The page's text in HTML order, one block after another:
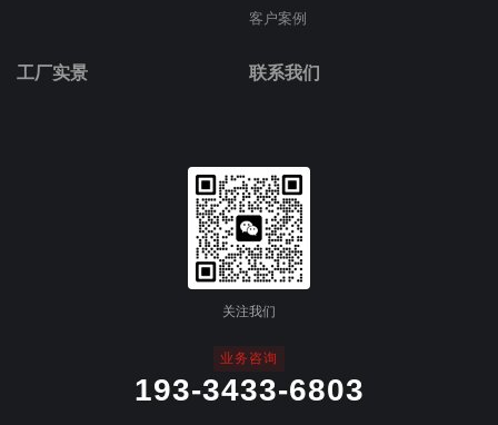
客户案例
工厂实景 联系我们
业务咨询
193-3433-6803
关注我们